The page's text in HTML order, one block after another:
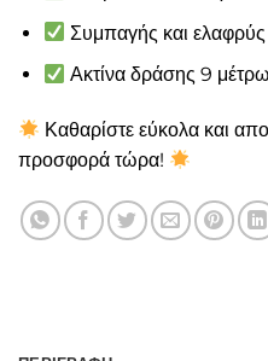
Συμπαγής και
Ακτίνα δράσης 9
Καθαρίστε εύκολα και
προσφορά τώρα!